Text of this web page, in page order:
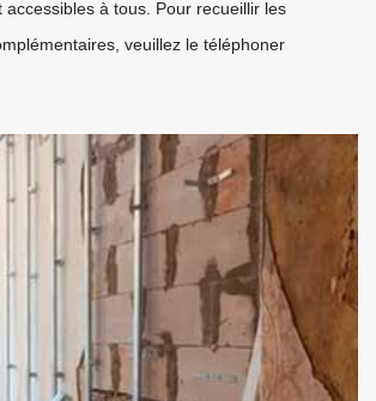
accessibles à tous. Pour recueillir les
veuillez le téléphoner